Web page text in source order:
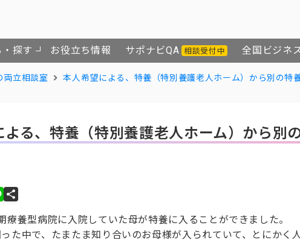
探す お役立ち情報 サポナビQA 相談受付中 全国ビジネ
両立相談室 本人希望による、特養（特別養護老人ホーム）から別の特
よる、特養（特別養護老人ホーム）から別
療養型病院に入院していた母が特養に入ることができました。
た中で、たまたま知り合いのお母様が入られていて、とにかく